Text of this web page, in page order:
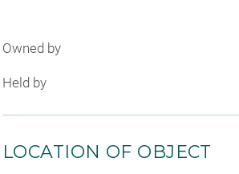
Owned by
Held by
LOCATION OF OBJECT